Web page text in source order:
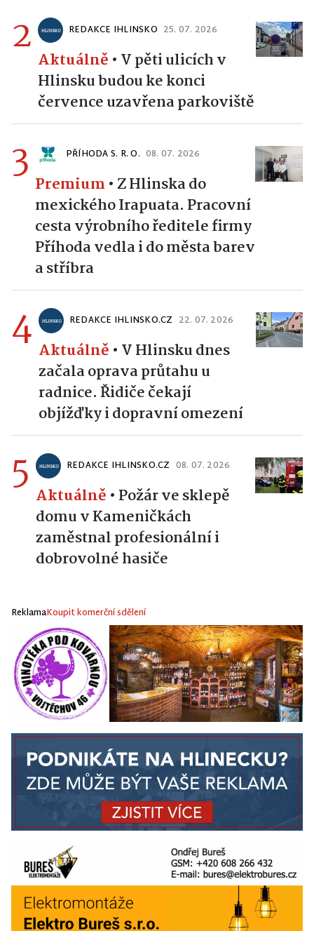
2 REDAKCE IHLINSKO 25. 07. 2026
Aktuálně • V pěti ulicích v
Hlinsku budou ke konci
července uzavřena parkoviště
3 PŘÍHODA S. R. O. 08. 07. 2026
Premium • Z Hlinska do
mexického Irapuata. Pracovní
cesta výrobního ředitele firmy
Příhoda vedla i do města barev
a stříbra
4 REDAKCE IHLINSKO.CZ 22. 07. 2026
Aktuálně • V Hlinsku dnes
začala oprava průtahu u
radnice. Řidiče čekají
objížďky i dopravní omezení
5 REDAKCE IHLINSKO.CZ 08. 07. 2026
Aktuálně • Požár ve sklepě
domu v Kameničkách
zaměstnal profesionální i
dobrovolné hasiče
ReklamaKoupit komerční sdělení